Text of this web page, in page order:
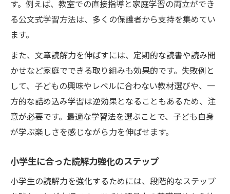
す。例えば、教室での直接指導と家庭学習の両立ができ
る公文式学習方法は、多くの保護者から支持を集めてい
ます。
また、文章読解力を伸ばすには、定期的な読書や読み聞
かせなど家庭でできる取り組みも効果的です。失敗例と
して、子どもの興味やレベルに合わない教材選びや、一
方的な詰め込み学習は逆効果となることもあるため、注
意が必要です。最適な学習法を選ぶことで、子ども自身
が学ぶ楽しさを感じながら力を伸ばせます。
小学生に合った読解力強化のステップ
小学生の読解力を強化するためには、段階的なステップ